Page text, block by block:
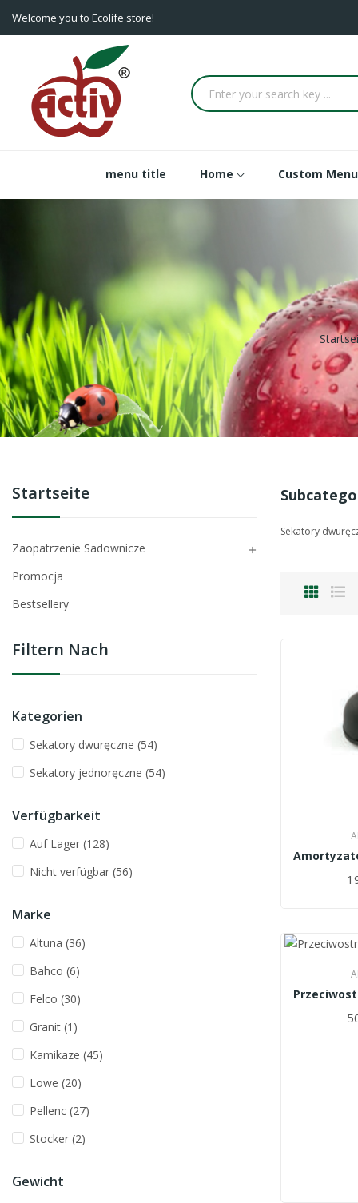
Welcome you to Ecolife store!
menu title Home Custom Menu
Startseite
Zaopatrzenie Sadownicze 
Promocja
Bestsellery
Filtern Nach
Kategorien
Sekatory dwuręczne (54)
Sekatory jednoręczne (54)
Verfügbarkeit
Auf Lager (128)
Nicht verfügbar (56)
Marke
Altuna (36)
Bahco (6)
Felco (30)
Granit (1)
Kamikaze (45)
Lowe (20)
Pellenc (27)
Stocker (2)
Gewicht
Sekatory